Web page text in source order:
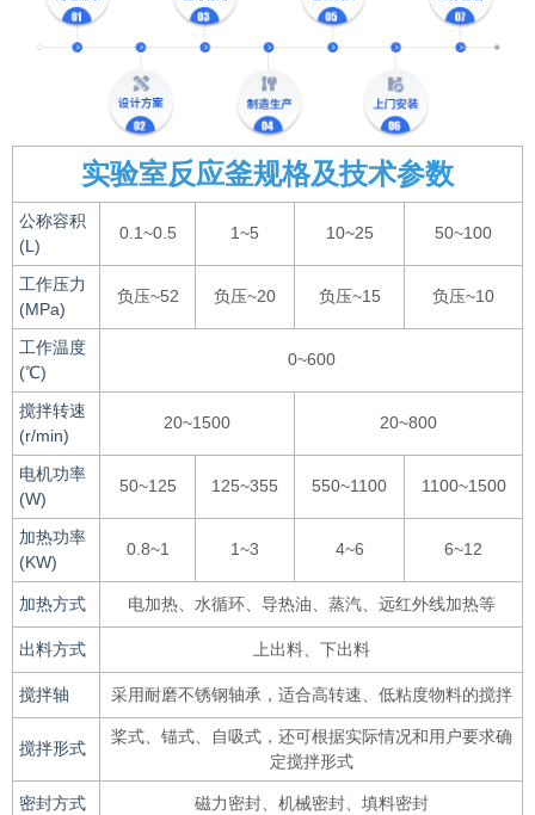
实验室反应釜规格及技术参数
公称容积
(L)
0.1~0.5 1~5 10~25 50~100
工作压力
(MPa)
负压~52 负压~20 负压~15 负压~10
工作温度
(℃)
0~600
搅拌转速
(r/min)
20~1500 20~800
电机功率
(W)
50~125 125~355 550~1100 1100~1500
加热功率
(KW)
0.8~1 1~3 4~6 6~12
加热方式 电加热、水循环、导热油、蒸汽、远红外线加热等
出料方式 上出料、下出料
搅拌轴 采用耐磨不锈钢轴承，适合高转速、低粘度物料的搅拌
搅拌形式
桨式、锚式、自吸式，还可根据实际情况和用户要求确
定搅拌形式
密封方式 磁力密封、机械密封、填料密封